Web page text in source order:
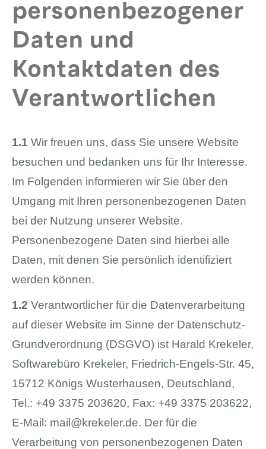
personenbezogener
Daten und
Kontaktdaten des
Verantwortlichen
1.1 Wir freuen uns, dass Sie unsere Website
besuchen und bedanken uns für Ihr Interesse.
Im Folgenden informieren wir Sie über den
Umgang mit Ihren personenbezogenen Daten
bei der Nutzung unserer Website.
Personenbezogene Daten sind hierbei alle
Daten, mit denen Sie persönlich identifiziert
werden können.
1.2 Verantwortlicher für die Datenverarbeitung
auf dieser Website im Sinne der Datenschutz-
Grundverordnung (DSGVO) ist Harald Krekeler,
Softwarebüro Krekeler, Friedrich-Engels-Str. 45,
15712 Königs Wusterhausen, Deutschland,
Tel.: +49 3375 203620, Fax: +49 3375 203622,
E-Mail: mail@krekeler.de. Der für die
Verarbeitung von personenbezogenen Daten